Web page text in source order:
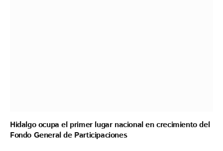
Hidalgo ocupa el primer lugar nacional en crecimiento del
Fondo General de Participaciones